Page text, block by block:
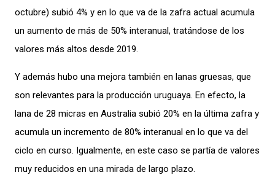
octubre) subió 4% y en lo que va de la zafra actual acumula
un aumento de más de 50% interanual, tratándose de los
valores más altos desde 2019.
Y además hubo una mejora también en lanas gruesas, que
son relevantes para la producción uruguaya. En efecto, la
lana de 28 micras en Australia subió 20% en la última zafra y
acumula un incremento de 80% interanual en lo que va del
ciclo en curso. Igualmente, en este caso se partía de valores
muy reducidos en una mirada de largo plazo.